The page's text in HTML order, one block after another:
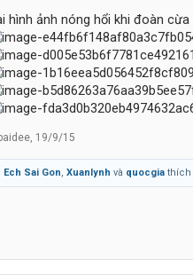
hình ảnh nóng hổi khi đoàn
, 19/9/15
Ech Sai Gon, Xuanlynh và quocgia thích